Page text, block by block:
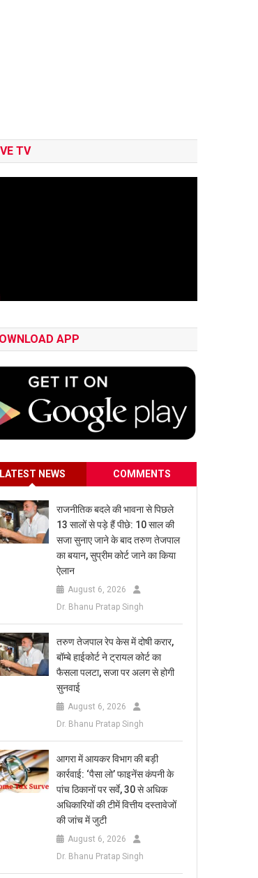
TV
APP
LATEST NEWS COMMENTS
राजनीतिक बदले की भावना से पिछले
13 सालों से पड़े हैं पीछे: 10 साल की
सजा सुनाए जाने के बाद तरुण तेजपाल
का बयान, सुप्रीम कोर्ट जाने का किया
ऐलान
August 6, 2026
Dr. Bhanu Pratap Singh
तरुण तेजपाल रेप केस में दोषी करार,
बॉम्बे हाईकोर्ट ने ट्रायल कोर्ट का
फैसला पलटा, सजा पर अलग से होगी
सुनवाई
August 6, 2026
Dr. Bhanu Pratap Singh
आगरा में आयकर विभाग की बड़ी
कार्रवाई: ‘पैसा लो’ फाइनेंस कंपनी के
पांच ठिकानों पर सर्वे, 30 से अधिक
अधिकारियों की टीमें वित्तीय दस्तावेजों
की जांच में जुटी
August 6, 2026
Dr. Bhanu Pratap Singh